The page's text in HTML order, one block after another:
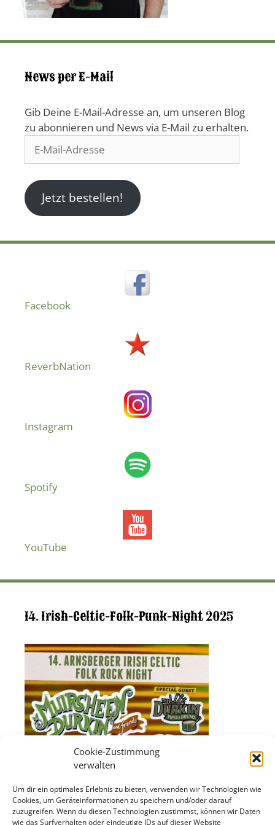
Cookie-Zustimmung
verwalten
Um dir ein optimales Erlebnis zu bieten, verwenden wir Technologien wie
Cookies, um Geräteinformationen zu speichern und/oder darauf
zuzugreifen. Wenn du diesen Technologien zustimmst, können wir Daten
wie das Surfverhalten oder eindeutige IDs auf dieser Website
News per E-Mail
Gib Deine E-Mail-Adresse an, um unseren Blog
zu abonnieren und News via E-Mail zu erhalten.
Mail-
Jetzt bestellen!
Facebook
ReverbNation
Instagram
Spotify
YouTube
14. Irish-Celtic-Folk-Punk-Night 2025